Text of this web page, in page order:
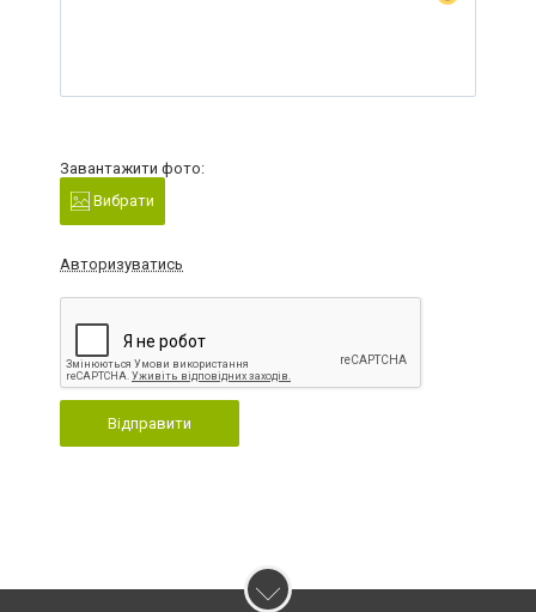
Завантажити фото:
Вибрати
Авторизуватись
Відправити